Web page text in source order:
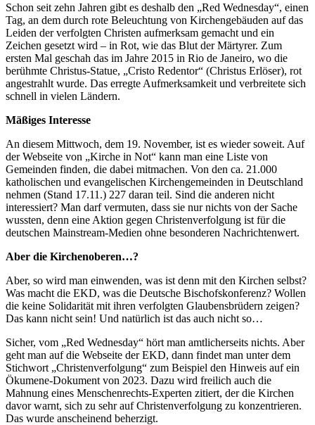
Schon seit zehn Jahren gibt es deshalb den „Red Wednesday“, einen
Tag, an dem durch rote Beleuchtung von Kirchengebäuden auf das
Leiden der verfolgten Christen aufmerksam gemacht und ein
Zeichen gesetzt wird – in Rot, wie das Blut der Märtyrer. Zum
ersten Mal geschah das im Jahre 2015 in Rio de Janeiro, wo die
berühmte Christus-Statue, „Cristo Redentor“ (Christus Erlöser), rot
angestrahlt wurde. Das erregte Aufmerksamkeit und verbreitete sich
schnell in vielen Ländern.
Mäßiges Interesse
An diesem Mittwoch, dem 19. November, ist es wieder soweit. Auf
der Webseite von „Kirche in Not“ kann man eine Liste von
Gemeinden finden, die dabei mitmachen. Von den ca. 21.000
katholischen und evangelischen Kirchengemeinden in Deutschland
nehmen (Stand 17.11.) 227 daran teil. Sind die anderen nicht
interessiert? Man darf vermuten, dass sie nur nichts von der Sache
wussten, denn eine Aktion gegen Christenverfolgung ist für die
deutschen Mainstream-Medien ohne besonderen Nachrichtenwert.
Aber die Kirchenoberen…?
Aber, so wird man einwenden, was ist denn mit den Kirchen selbst?
Was macht die EKD, was die Deutsche Bischofskonferenz? Wollen
die keine Solidarität mit ihren verfolgten Glaubensbrüdern zeigen?
Das kann nicht sein! Und natürlich ist das auch nicht so…
Sicher, vom „Red Wednesday“ hört man amtlicherseits nichts. Aber
geht man auf die Webseite der EKD, dann findet man unter dem
Stichwort „Christenverfolgung“ zum Beispiel den Hinweis auf ein
Ökumene-Dokument von 2023. Dazu wird freilich auch die
Mahnung eines Menschenrechts-Experten zitiert, der die Kirchen
davor warnt, sich zu sehr auf Christenverfolgung zu konzentrieren.
Das wurde anscheinend beherzigt.